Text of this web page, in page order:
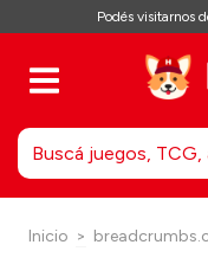
Podés visitarnos
Inicio >